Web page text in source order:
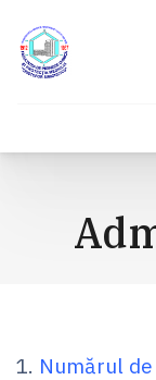
Numărul